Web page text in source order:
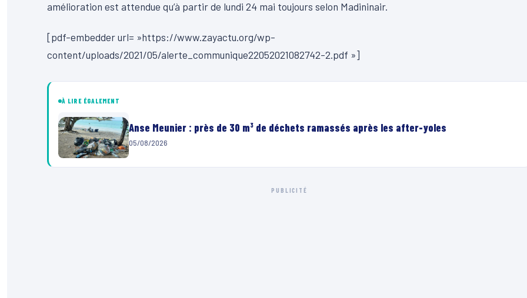
amélioration est attendue qu’à partir de lundi 24 mai toujours selon Madininair.
[pdf-embedder url= »https://www.zayactu.org/wp-
content/uploads/2021/05/alerte_communique22052021082742-2.pdf »]
À LIRE ÉGALEMENT
Anse Meunier : près de 30 m³ de déchets ramassés après les after-yoles
05/08/2026
PUBLICITÉ